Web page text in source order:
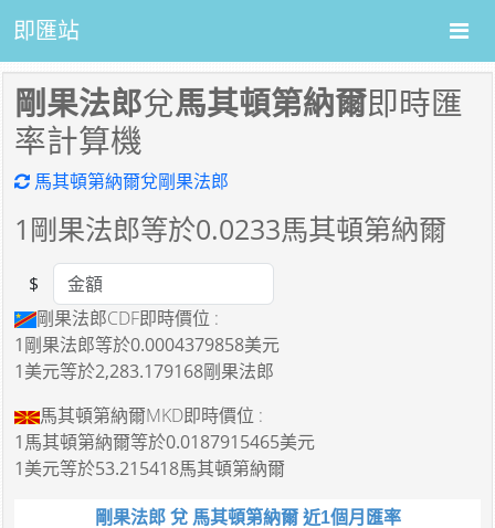
即匯站
剛果法郎兌馬其頓第納爾即時匯
率計算機
馬其頓第納爾兌剛果法郎
1 剛果法郎等於0.0233馬其頓第納爾
Amount
$
剛果法郎CDF即時價位 :
1剛果法郎等於0.0004379858美元
1美元等於2,283.179168剛果法郎
馬其頓第納爾MKD即時價位 :
1馬其頓第納爾等於0.0187915465美元
1美元等於53.215418馬其頓第納爾
剛果法郎 兌 馬其頓第納爾 近1個月匯率